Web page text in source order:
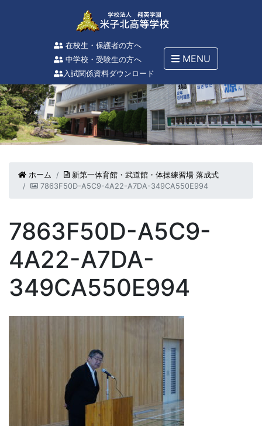
在校生・保護者の方へ
中学校・受験生の方へ
入試関係資料ダウンロード
MENU
ホーム
新第一体育館・武道館・体操練習場 落成式
7863F50D-A5C9-4A22-A7DA-349CA550E994
7863F50D-A5C9-
4A22-A7DA-
349CA550E994